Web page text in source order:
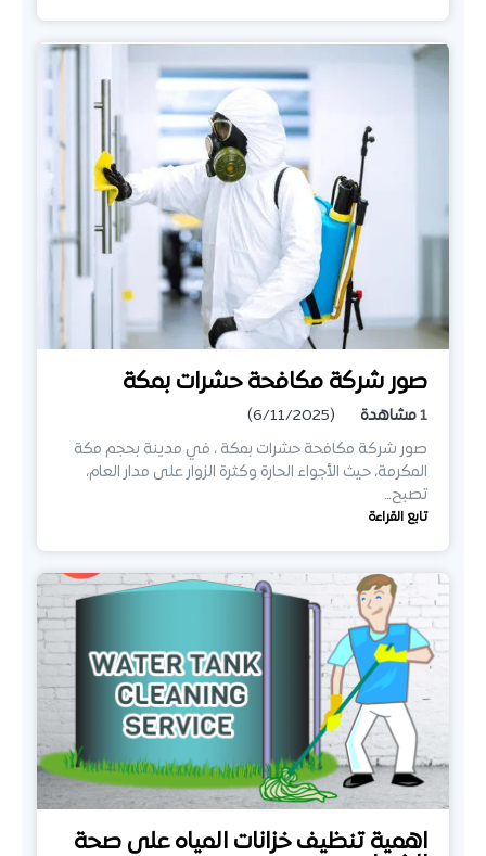
صور شركة مكافحة حشرات بمكة
1مشاهدة
(6/11/2025)
صور شركة مكافحة حشرات بمكة ، في مدينة بحجم مكة
المكرمة، حيث الأجواء الحارة وكثرة الزوار على مدار العام،
تصبح…
تابع القراءة
اهمية تنظيف خزانات المياه على صحة